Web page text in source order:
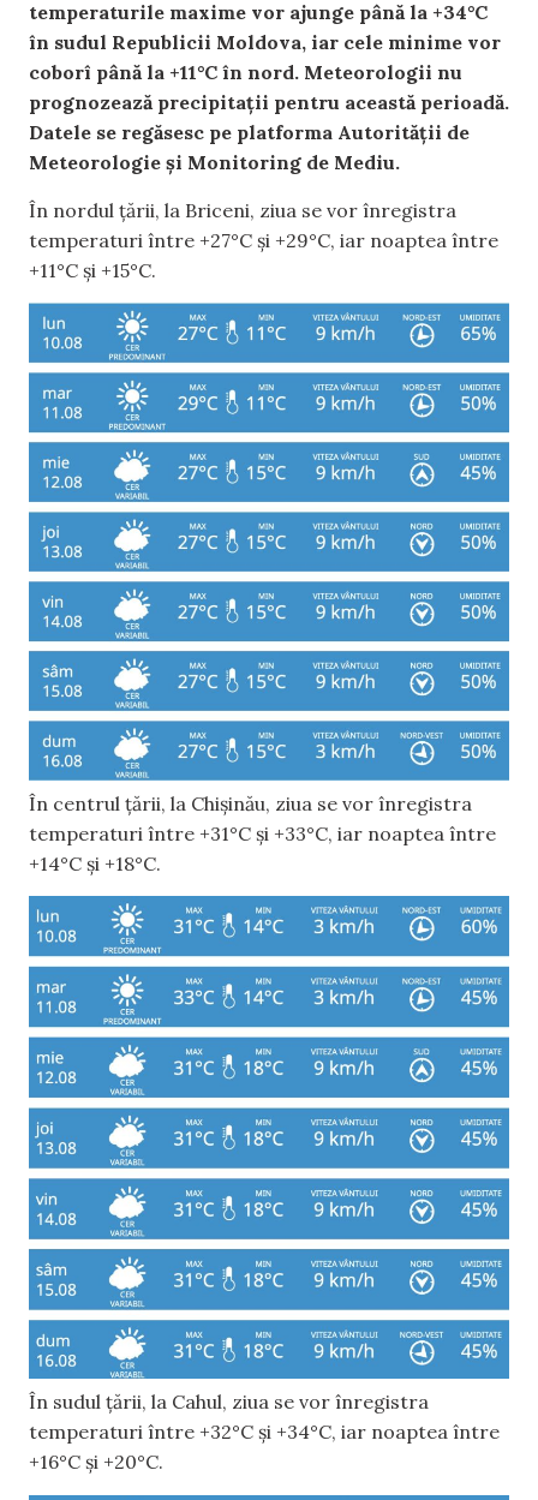
temperaturile maxime vor ajunge până la +34°C
în sudul Republicii Moldova, iar cele minime vor
coborî până la +11°C în nord. Meteorologii nu
prognozează precipitații pentru această perioadă.
Datele se regăsesc pe platforma Autorității de
Meteorologie și Monitoring de Mediu.
În nordul țării, la Briceni, ziua se vor înregistra
temperaturi între +27°C și +29°C, iar noaptea între
+11°C și +15°C.
În centrul țării, la Chișinău, ziua se vor înregistra
temperaturi între +31°C și +33°C, iar noaptea între
+14°C și +18°C.
În sudul țării, la Cahul, ziua se vor înregistra
temperaturi între +32°C și +34°C, iar noaptea între
+16°C și +20°C.